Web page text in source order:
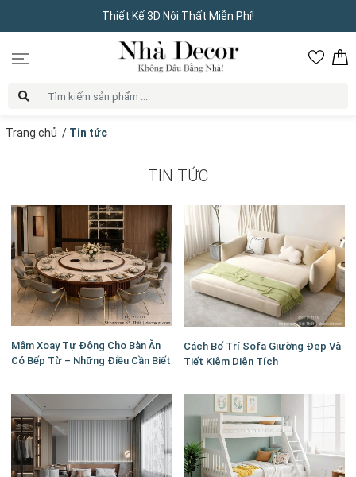
Thiết Kế 3D Nội Thất Miễn Phí!
Trang chủ / Tin tức
TIN TỨC
Mâm Xoay Tự Động Cho Bàn Ăn
Có Bếp Từ – Những Điều Cần Biết
Cách Bố Trí Sofa Giường Đẹp Và
Tiết Kiệm Diện Tích